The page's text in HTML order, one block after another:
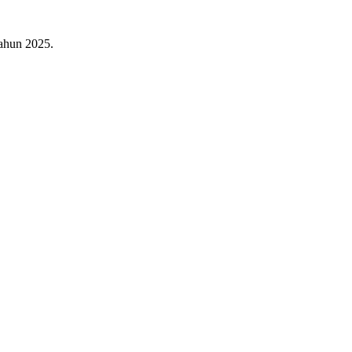
2025.